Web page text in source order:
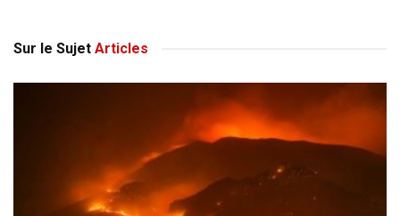
Sur le Sujet Articles